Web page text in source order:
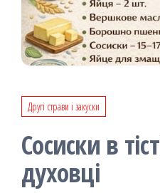
Другі страви і закуски
Сосиски в
духовці